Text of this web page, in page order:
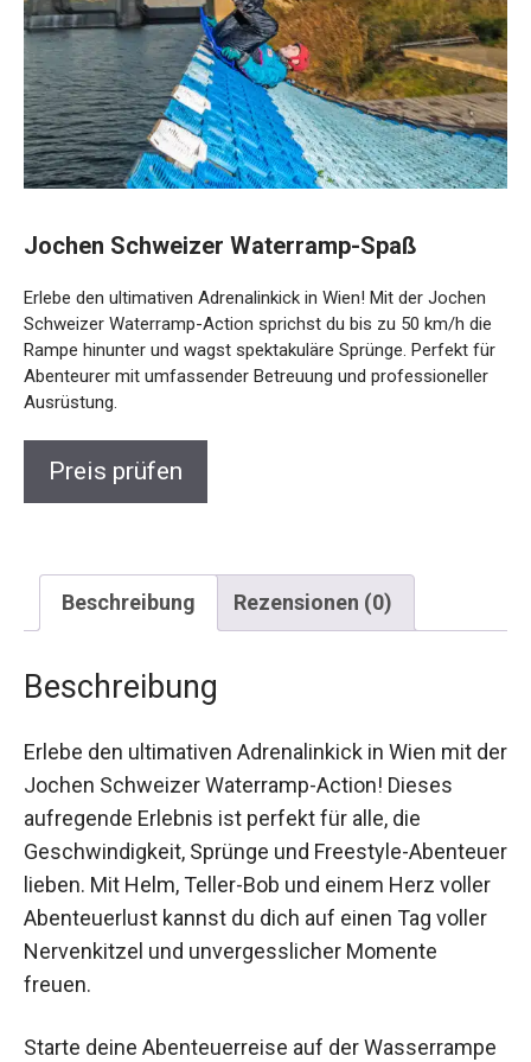
Jochen Schweizer Waterramp-Spaß
Erlebe den ultimativen Adrenalinkick in Wien! Mit der Jochen
Schweizer Waterramp-Action sprichst du bis zu 50 km/h die
Rampe hinunter und wagst spektakuläre Sprünge. Perfekt für
Abenteurer mit umfassender Betreuung und professioneller
Ausrüstung.
Preis prüfen
Beschreibung Rezensionen (0)
Beschreibung
Erlebe den ultimativen Adrenalinkick in Wien mit der
Jochen Schweizer Waterramp-Action! Dieses
aufregende Erlebnis ist perfekt für alle, die
Geschwindigkeit, Sprünge und Freestyle-Abenteuer
lieben. Mit Helm, Teller-Bob und einem Herz voller
Abenteuerlust kannst du dich auf einen Tag voller
Nervenkitzel und unvergesslicher Momente
freuen.
Starte deine Abenteuerreise auf der Wasserrampe